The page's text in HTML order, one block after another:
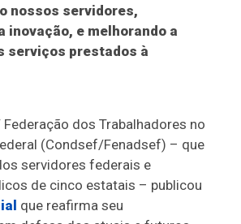
nossos servidores,
inovação, e melhorando a
serviços prestados à
dos Trabalhadores no
(Condsef/Fenadsef) – que
servidores federais e
de cinco estatais – publicou
que reafirma seu